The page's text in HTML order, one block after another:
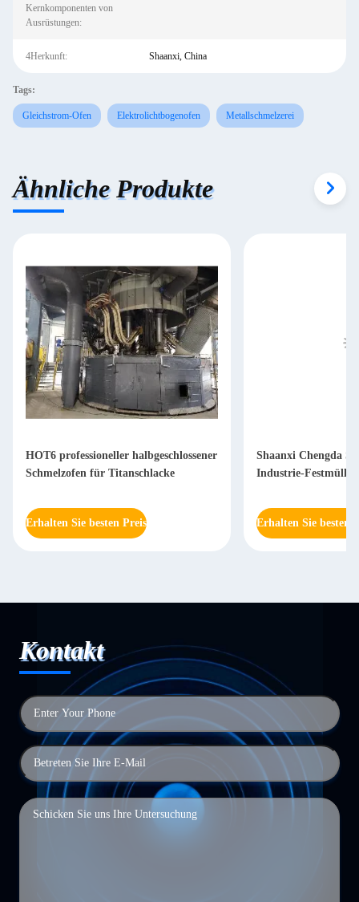
Kernkomponenten von
Ausrüstungen:
4Herkunft: Shaanxi, China
Tags:
Gleichstrom-Ofen Elektrolichtbogenofen Metallschmelzerei
Ähnliche Produkte
HOT6 professioneller halbgeschlossener
Schmelzofen für Titanschlacke
Erhalten Sie besten Preis
Shaanxi Chengda
Industrie-Festmüll-
Erhalten Sie besten
Kontakt